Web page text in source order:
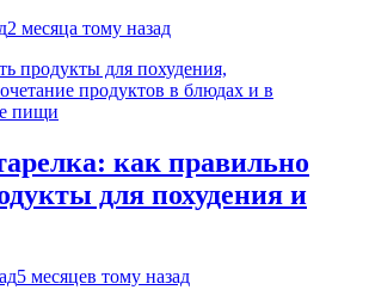
2 месяца тому назад
как правильно
для похудения и
5 месяцев тому назад